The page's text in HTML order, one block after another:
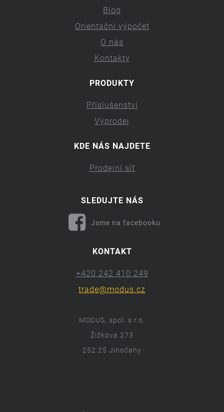
Blog
Orientační výpočet
O nás
Kontakty
PRODUKTY
Příslušenství
Výprodej
KDE NÁS NAJDETE
Prodejní síť
SLEDUJTE NÁS
Jsme na facebooku
KONTAKT
+420 242 410 249
trade@modus.cz
MODUS, spol. s r.o.
Žižkova 273
252 25 Jinočany